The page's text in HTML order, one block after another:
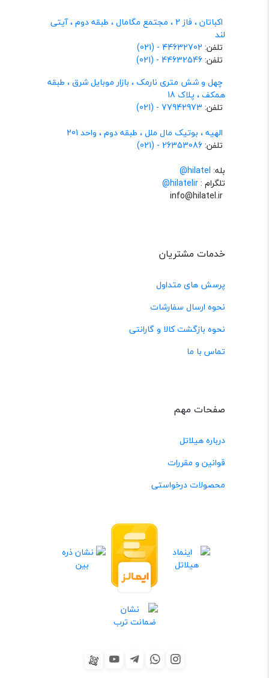
اکباتان ، فاز 2 ، مجتمع مگامال ، طبقه دوم ، آیتی
لند
تلفن: 44632702 - (021)
تلفن:44632546 - (021)
چهل و شش متری نارمک ، بازار موبایل شرق ، طبقه
همکف ، پلاک 18
تلفن: 77942973 - (021)
الهیه ، بوتیک مال ملل ، طبقه دوم ، واحد 201
تلفن:26353086 - (021)
بله: hilatel@
تلگرام :@hilatelir
خدمات مشتریان
پرسش های متداول
نحوه ارسال سفارشات
نحوه بازگشت کالا و گارانتی
تماس با ما
صفحات مهم
درباره هیلاتل
قوانین و مقررات
محصولات درخواستی